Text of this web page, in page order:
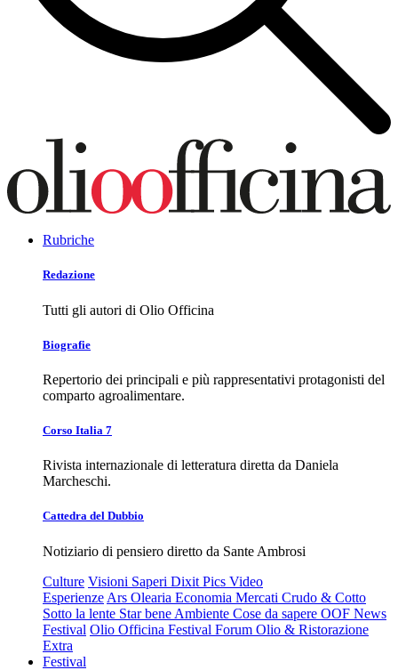
Rubriche
Redazione
Tutti gli autori di Olio Officina
Biografie
Repertorio dei principali e più rappresentativi protagonisti del
comparto agroalimentare.
Corso Italia 7
Rivista internazionale di letteratura diretta da Daniela
Marcheschi.
Cattedra del Dubbio
Notiziario di pensiero diretto da Sante Ambrosi
Culture Visioni Saperi Dixit Pics Video
Esperienze Ars Olearia Economia Mercati Crudo & Cotto
Sotto la lente Star bene Ambiente Cose da sapere OOF News
Festival Olio Officina Festival Forum Olio & Ristorazione
Extra
Festival